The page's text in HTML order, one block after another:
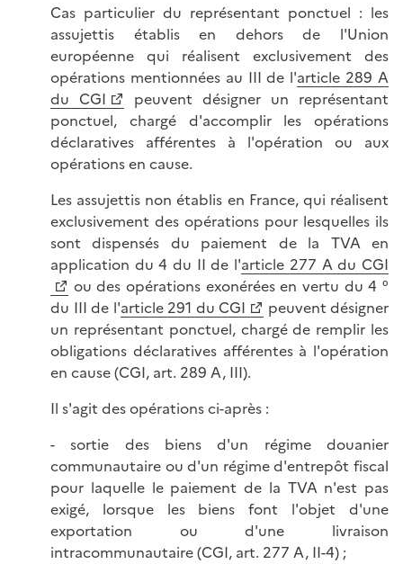
Cas particulier du représentant ponctuel : les
assujettis établis en dehors de l'Union
européenne qui réalisent exclusivement des
opérations mentionnées au III de l'article 289 A
du CGI
peuvent désigner un représentant
ponctuel, chargé d'accomplir les opérations
déclaratives afférentes à l'opération ou aux
opérations en cause.
Les assujettis non établis en France, qui réalisent
exclusivement des opérations pour lesquelles ils
sont dispensés du paiement de la TVA en
application du 4 du II de l'article 277 A du CGI
ou des opérations exonérées en vertu du 4 °
du III de l'article 291 du CGI
peuvent désigner
un représentant ponctuel, chargé de remplir les
obligations déclaratives afférentes à l'opération
en cause (CGI, art. 289 A, III).
Il s'agit des opérations ci-après :
- sortie des biens d'un régime douanier
communautaire ou d'un régime d'entrepôt fiscal
pour laquelle le paiement de la TVA n'est pas
exigé, lorsque les biens font l'objet d'une
exportation ou d'une livraison
intracommunautaire (CGI, art. 277 A, II-4) ;